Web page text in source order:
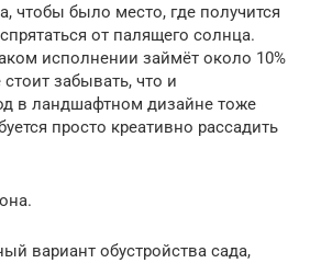
чтобы было место, где получится
от палящего солнца.
исполнении займёт около 10%
забывать, что и
в ландшафтном дизайне тоже
просто креативно рассадить
вариант обустройства сада,